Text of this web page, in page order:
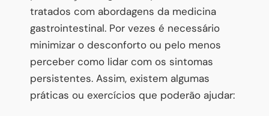
tratados com abordagens da medicina
gastrointestinal. Por vezes é necessário
minimizar o desconforto ou pelo menos
perceber como lidar com os sintomas
persistentes. Assim, existem algumas
práticas ou exercícios que poderão ajudar: